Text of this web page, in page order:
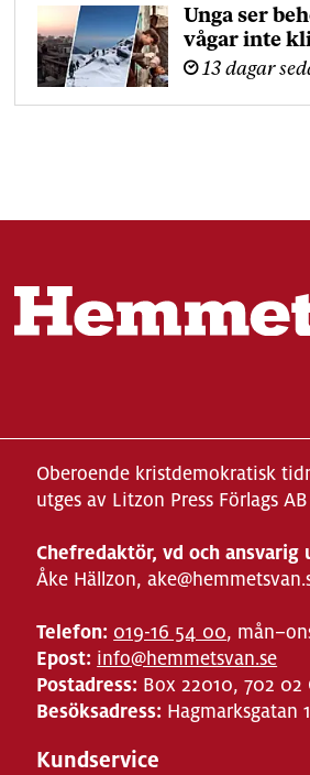
Unga ser
vågar inte
13 dagar
Oberoende kristdemokratisk
utges av Litzon Press Förlags AB
Chefredaktör, vd och ansvarig
Åke Hällzon,
Telefon: 019-16 54 00,
Epost: info@hemmetsvan.se
Postadress: Box 22010, 702 02
Besöksadress: Hagmarksgatan
Kundservice